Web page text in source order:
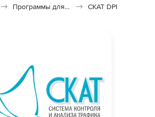
Программы для защиты информации СКАТ DPI